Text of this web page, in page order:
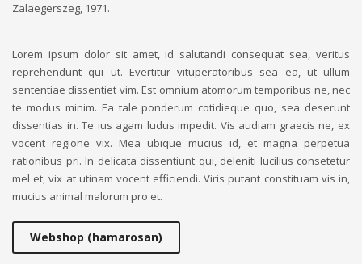
Zalaegerszeg, 1971.
Lorem ipsum dolor sit amet, id salutandi consequat sea, veritus
reprehendunt qui ut. Evertitur vituperatoribus sea ea, ut ullum
sententiae dissentiet vim. Est omnium atomorum temporibus ne, nec
te modus minim. Ea tale ponderum cotidieque quo, sea deserunt
dissentias in. Te ius agam ludus impedit. Vis audiam graecis ne, ex
vocent regione vix. Mea ubique mucius id, et magna perpetua
rationibus pri. In delicata dissentiunt qui, deleniti lucilius consetetur
mel et, vix at utinam vocent efficiendi. Viris putant constituam vis in,
mucius animal malorum pro et.
Webshop (hamarosan)